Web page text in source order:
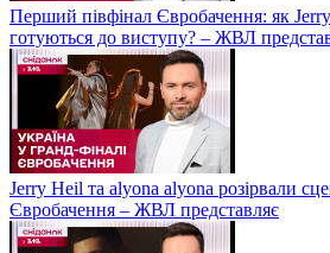
Перший півфінал Євробачення: як
готуються до виступу? – ЖВЛ
Jerry Heil та аlyona аlyona розірвали
Євробачення – ЖВЛ представляє